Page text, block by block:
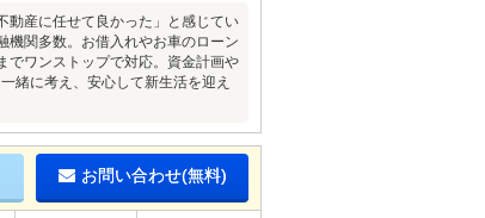
動産に任せて良かった」と感じてい
機関多数。お借入れやお車のローン
でワンストップで対応。資金計画や
緒に考え、安心して新生活を迎え
お問い合わせ(無料)